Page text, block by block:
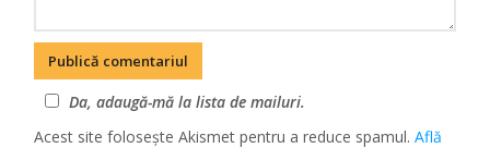
Da, adaugă-mă la lista de mailuri.
Acest site folosește Akismet pentru a reduce spamul.Află